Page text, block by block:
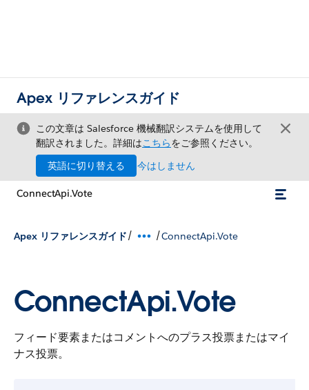
Apex リファレンスガイド
この文章は Salesforce 機械翻訳システムを使用して
翻訳されました。詳細はこちらをご参照ください。
英語に切り替える
今はしません
ConnectApi.Vote
Apex リファレンスガイド/ /ConnectApi.Vote
ConnectApi.Vote
フィード要素またはコメントへのプラス投票またはマイ
ナス投票。